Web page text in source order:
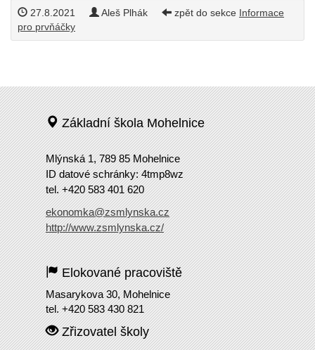
27.8.2021 Aleš Plhák zpět do sekce Informace
pro prvňáčky
Základní škola Mohelnice
Mlýnská 1, 789 85 Mohelnice
ID datové schránky: 4tmp8wz
tel. +420 583 401 620
ekonomka@zsmlynska.cz
http://www.zsmlynska.cz/
Elokované pracoviště
Masarykova 30, Mohelnice
tel. +420 583 430 821
Zřizovatel školy